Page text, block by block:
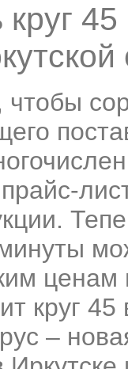
круг
ценам
круг
–